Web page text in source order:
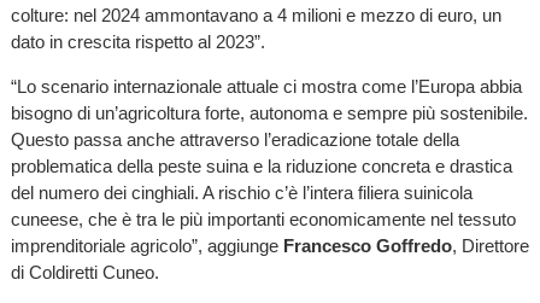
colture: nel 2024 ammontavano a 4 milioni e mezzo di euro, un
dato in crescita rispetto al 2023”.
“Lo scenario internazionale attuale ci mostra come l’Europa abbia
bisogno di un’agricoltura forte, autonoma e sempre più sostenibile.
Questo passa anche attraverso l’eradicazione totale della
problematica della peste suina e la riduzione concreta e drastica
del numero dei cinghiali. A rischio c’è l’intera filiera suinicola
cuneese, che è tra le più importanti economicamente nel tessuto
imprenditoriale agricolo”, aggiunge Francesco Goffredo, Direttore
di Coldiretti Cuneo.